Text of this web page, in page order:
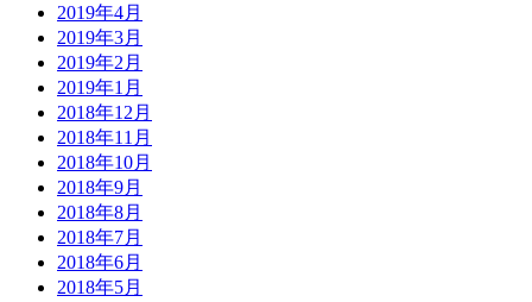
2019年4月
2019年3月
2019年2月
2019年1月
2018年12月
2018年11月
2018年10月
2018年9月
2018年8月
2018年7月
2018年6月
2018年5月